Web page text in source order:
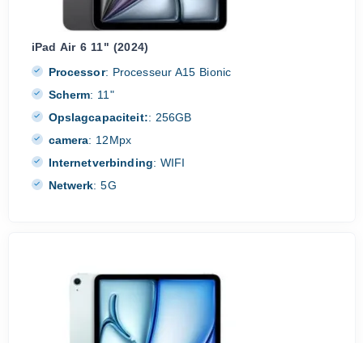
iPad Air 6 11" (2024)
Processor: Processeur A15 Bionic
Scherm: 11"
Opslagcapaciteit:: 256GB
camera: 12Mpx
Internetverbinding: WIFI
Netwerk: 5G